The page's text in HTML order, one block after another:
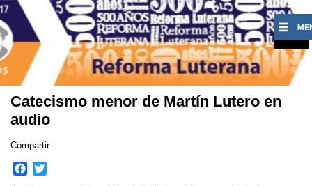
Catecismo menor de Martín Lutero en
audio
Compartir: